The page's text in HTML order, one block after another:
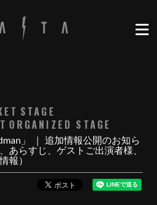
STAGE
ORGANIZED STAGE
」 ｜ 追加情報公開のお知ら
あらすじ、ゲストご出演者様、
報）